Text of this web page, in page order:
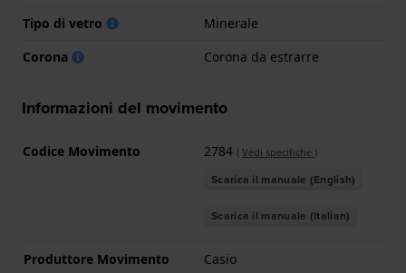
Tipo di vetro
Minerale
Corona
Corona da estrarre
Informazioni del movimento
Codice Movimento 2784 ( Vedi specifiche )
Scarica il manuale (English)
Scarica il manuale (Italian)
Produttore Movimento
Casio